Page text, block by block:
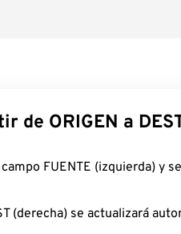
de ORIGEN a
FUENTE (izquierda) y
(derecha) se actualizará